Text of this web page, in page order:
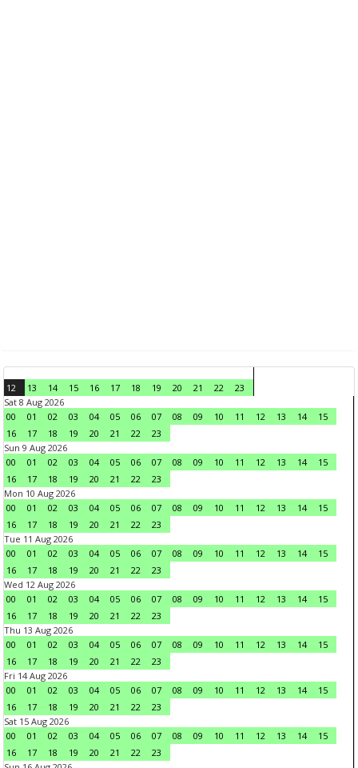
12 13 14 15 16 17 18 19 20 21 22
23
Sat 8 Aug 2026
00
01 02 03 04 05 06 07 08 09 10 11 12 13 14
15
16
17 18 19 20 21 22
23
Sun 9 Aug 2026
00
01 02 03 04 05 06 07 08 09 10 11 12 13 14
15
16
17 18 19 20 21 22
23
Mon 10 Aug 2026
00
01 02 03 04 05 06 07 08 09 10 11 12 13 14
15
16
17 18 19 20 21 22
23
Tue 11 Aug 2026
00
01 02 03 04 05 06 07 08 09 10 11 12 13 14
15
16
17 18 19 20 21 22
23
Wed 12 Aug 2026
00
01 02 03 04 05 06 07 08 09 10 11 12 13 14
15
16
17 18 19 20 21 22
23
Thu 13 Aug 2026
00
01 02 03 04 05 06 07 08 09 10 11 12 13 14
15
16
17 18 19 20 21 22
23
Fri 14 Aug 2026
00
01 02 03 04 05 06 07 08 09 10 11 12 13 14
15
16
17 18 19 20 21 22
23
Sat 15 Aug 2026
00
01 02 03 04 05 06 07 08 09 10 11 12 13 14
15
16
17 18 19 20 21 22
23